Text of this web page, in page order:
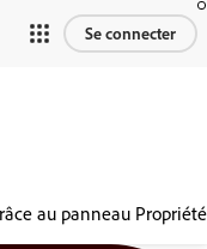
Se connecter
au panneau